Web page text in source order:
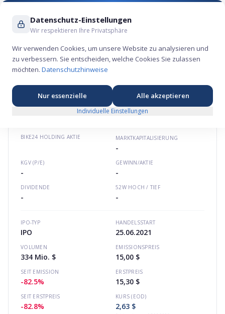
Suche ...
Bike24 Holding Aktie – Konsum-Börsengang
2021
Europa bike24.com ★★ ★
BIKE24 HOLDING AKTIE MARKTKAPITALISIERUNG
-
KGV (P/E)
-
GEWINN/AKTIE
-
DIVIDENDE
-
52W HOCH / TIEF
-
IPO-TYP
IPO
HANDELSSTART
25.06.2021
VOLUMEN
334 Mio. $
EMISSIONSPREIS
15,00 $
SEIT EMISSION
-82.5%
ERSTPREIS
15,30 $
SEIT ERSTPREIS
-82.8%
KURS (EOD)
2,63 $
Datenschutz-Einstellungen
Wir respektieren Ihre Privatsphäre
Wir verwenden Cookies, um unsere Website zu analysieren und
zu verbessern. Sie entscheiden, welche Cookies Sie zulassen
möchten. Datenschutzhinweise
Nur essenzielle Alle akzeptieren
Individuelle Einstellungen